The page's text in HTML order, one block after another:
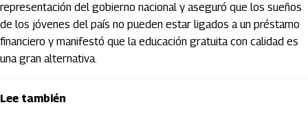
representación del gobierno nacional y aseguró que los sueños
de los jóvenes del país no pueden estar ligados a un préstamo
financiero y manifestó que la educación gratuita con calidad es
una gran alternativa.
Lee también